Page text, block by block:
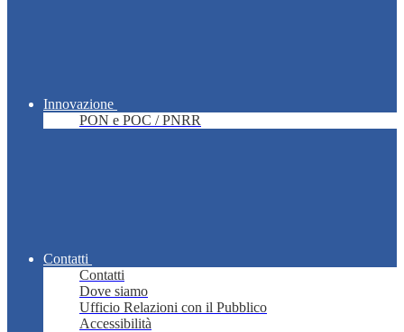
Innovazione
PON e POC / PNRR
Contatti
Contatti
Dove siamo
Ufficio Relazioni con il Pubblico
Accessibilità